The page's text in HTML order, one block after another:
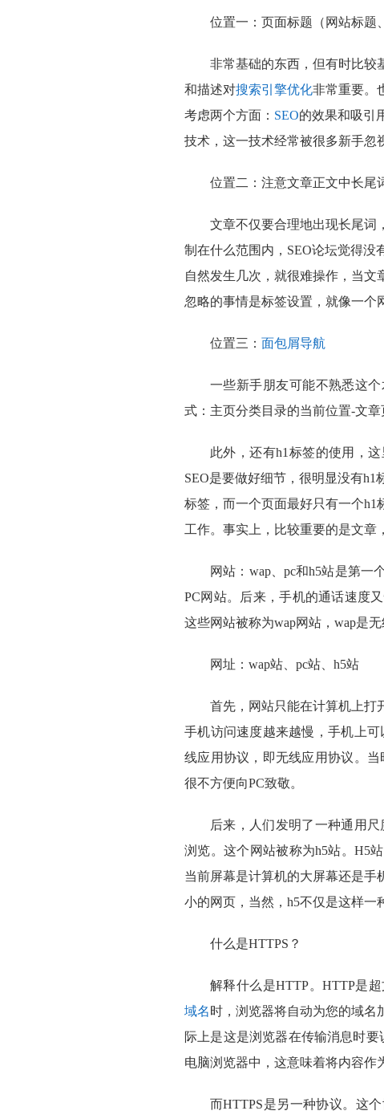
位置一：页面标题（网站标题
非常基础的东西，但有时比较
和描述对搜索引擎优化非常重要。
考虑两个方面： SEO的效果和吸引
技术，这一技术经常被很多新手忽
位置二：注意文章正文中长尾
文章不仅要合理地出现长尾词
制在什么范围内，SEO论坛觉得
自然发生几次，就很难操作，当
忽略的事情是标签设置，就像一个
位置三： 面包屑导航
一些新手朋友可能不熟悉这
式：主页分类目录的当前位置-文
此外，还有h1标签的使用，
SEO是要做好细节，很明显没有
标签，而一个页面最好只有一个
工作。事实上，比较重要的是文章
网站：wap、pc和h5站是第一
PC网站。后来，手机的通话速度
这些网站被称为wap网站，wap是无
网址：wap站、pc站、h5站
首先，网站只能在计算机上打
手机访问速度越来越慢，手机上
线应用协议，即无线应用协议。
很不方便向PC致敬。
后来，人们发明了一种通用尺
浏览。这个网站被称为h5站。H5
当前屏幕是计算机的大屏幕还是手
小的网页，当然，h5不仅是这样一
什么是HTTPS？
解释什么是HTTP。HTTP是
域名时，浏览器将自动为您的域名
际上是这是浏览器在传输消息时
电脑浏览器中，这意味着将内容作
而HTTPS是另一种协议。这